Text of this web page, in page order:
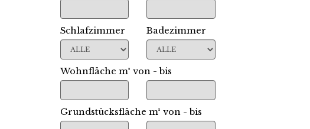
Schlafzimmer Badezimmer
Wohnfläche m² von - bis
Grundstücksfläche m² von - bis